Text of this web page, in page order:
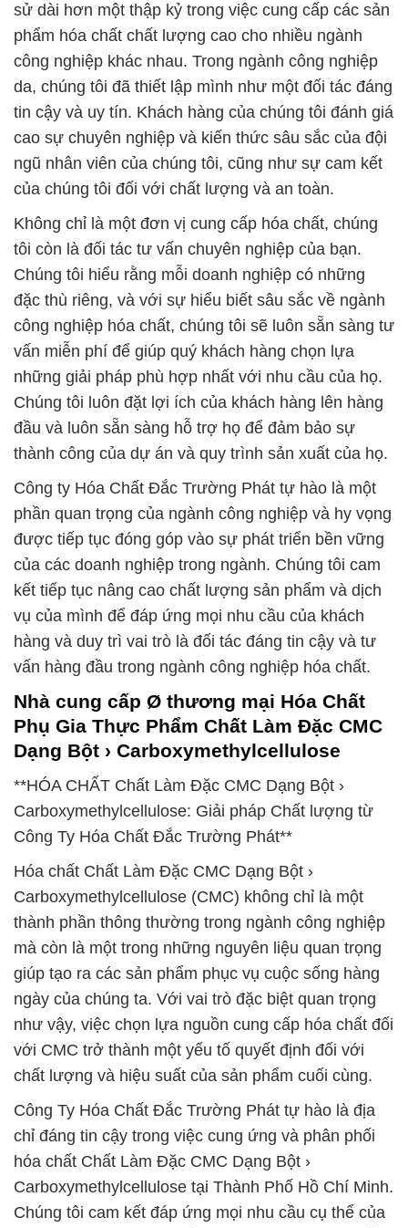
sử dài hơn một thập kỷ trong việc cung cấp các sản
phẩm hóa chất chất lượng cao cho nhiều ngành
công nghiệp khác nhau. Trong ngành công nghiệp
da, chúng tôi đã thiết lập mình như một đối tác đáng
tin cậy và uy tín. Khách hàng của chúng tôi đánh giá
cao sự chuyên nghiệp và kiến thức sâu sắc của đội
ngũ nhân viên của chúng tôi, cũng như sự cam kết
của chúng tôi đối với chất lượng và an toàn.
Không chỉ là một đơn vị cung cấp hóa chất, chúng
tôi còn là đối tác tư vấn chuyên nghiệp của bạn.
Chúng tôi hiểu rằng mỗi doanh nghiệp có những
đặc thù riêng, và với sự hiểu biết sâu sắc về ngành
công nghiệp hóa chất, chúng tôi sẽ luôn sẵn sàng tư
vấn miễn phí để giúp quý khách hàng chọn lựa
những giải pháp phù hợp nhất với nhu cầu của họ.
Chúng tôi luôn đặt lợi ích của khách hàng lên hàng
đầu và luôn sẵn sàng hỗ trợ họ để đảm bảo sự
thành công của dự án và quy trình sản xuất của họ.
Công ty Hóa Chất Đắc Trường Phát tự hào là một
phần quan trọng của ngành công nghiệp và hy vọng
được tiếp tục đóng góp vào sự phát triển bền vững
của các doanh nghiệp trong ngành. Chúng tôi cam
kết tiếp tục nâng cao chất lượng sản phẩm và dịch
vụ của mình để đáp ứng mọi nhu cầu của khách
hàng và duy trì vai trò là đối tác đáng tin cậy và tư
vấn hàng đầu trong ngành công nghiệp hóa chất.
Nhà cung cấp Ø thương mại Hóa Chất
Phụ Gia Thực Phẩm Chất Làm Đặc CMC
Dạng Bột › Carboxymethylcellulose
**HÓA CHẤT Chất Làm Đặc CMC Dạng Bột ›
Carboxymethylcellulose: Giải pháp Chất lượng từ
Công Ty Hóa Chất Đắc Trường Phát**
Hóa chất Chất Làm Đặc CMC Dạng Bột ›
Carboxymethylcellulose (CMC) không chỉ là một
thành phần thông thường trong ngành công nghiệp
mà còn là một trong những nguyên liệu quan trọng
giúp tạo ra các sản phẩm phục vụ cuộc sống hàng
ngày của chúng ta. Với vai trò đặc biệt quan trọng
như vậy, việc chọn lựa nguồn cung cấp hóa chất đối
với CMC trở thành một yếu tố quyết định đối với
chất lượng và hiệu suất của sản phẩm cuối cùng.
Công Ty Hóa Chất Đắc Trường Phát tự hào là địa
chỉ đáng tin cậy trong việc cung ứng và phân phối
hóa chất Chất Làm Đặc CMC Dạng Bột ›
Carboxymethylcellulose tại Thành Phố Hồ Chí Minh.
Chúng tôi cam kết đáp ứng mọi nhu cầu cụ thể của